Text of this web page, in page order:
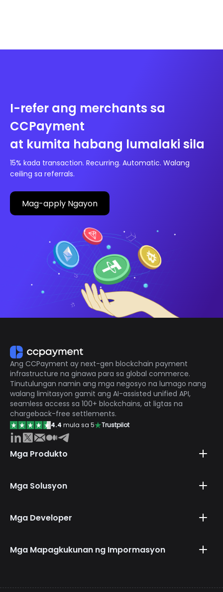
I-refer ang merchants sa
CCPayment
at kumita habang lumalaki sila
15% kada transaction. Recurring. Automatic. Walang
ceiling sa referrals.
Mag-apply Ngayon
Ang CCPayment ay next-gen blockchain payment
infrastructure na ginawa para sa global commerce.
Tinutulungan namin ang mga negosyo na lumago nang
walang limitasyon gamit ang AI-assisted unified API,
seamless access sa 100+ blockchains, at ligtas na
chargeback-free settlements.
4.4 mula sa 5 Trustpilot
Mga Produkto
Mga Solusyon
Mga Developer
Mga Mapagkukunan ng Impormasyon